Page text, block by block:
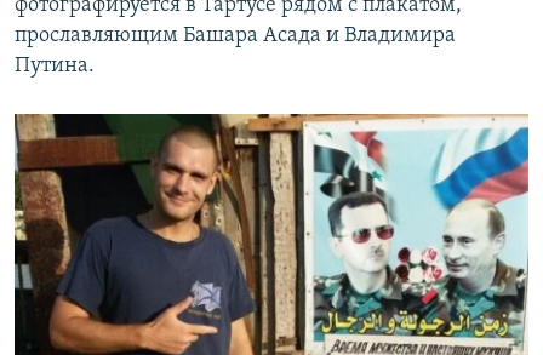
фотографируется в Тартусе рядом с плакатом,
прославляющим Башара Асада и Владимира
Путина.